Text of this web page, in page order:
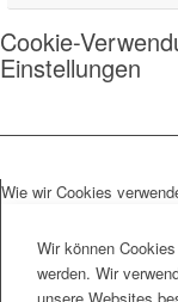
Cookie-
Einstellungen
Wie wir Cookies
Wir können
werden. Wir